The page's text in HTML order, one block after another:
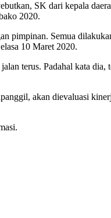
SK dari kepala
2020.
Semua
10 Maret 2020.
terus. Padahal kata
akan dievaluasi